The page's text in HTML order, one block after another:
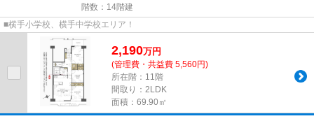
階数：14階建
■横手小学校、横手中学校エリア！
2,190万円
(管理費・共益費 5,560円)
所在階：11階
間取り：2LDK
面積：69.90㎡